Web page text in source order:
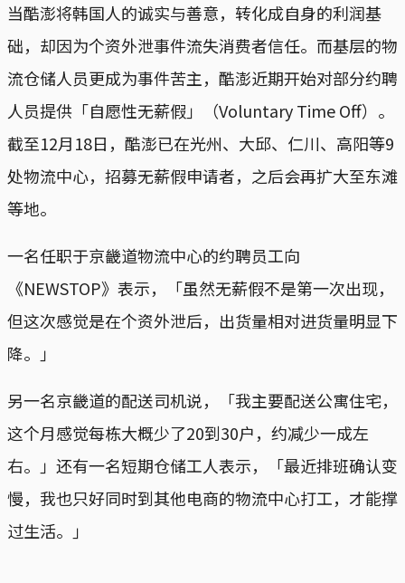
当酷澎将韩国人的诚实与善意，转化成自身的利润基
础，却因为个资外泄事件流失消费者信任。而基层的物
流仓储人员更成为事件苦主，酷澎近期开始对部分约聘
人员提供「自愿性无薪假」（Voluntary Time Off）。
截至12月18日，酷澎已在光州、大邱、仁川、高阳等9
处物流中心，招募无薪假申请者，之后会再扩大至东滩
等地。
一名任职于京畿道物流中心的约聘员工向
《NEWSTOP》表示，「虽然无薪假不是第一次出现，
但这次感觉是在个资外泄后，出货量相对进货量明显下
降。」
另一名京畿道的配送司机说，「我主要配送公寓住宅，
这个月感觉每栋大概少了20到30户，约减少一成左
右。」还有一名短期仓储工人表示，「最近排班确认变
慢，我也只好同时到其他电商的物流中心打工，才能撑
过生活。」